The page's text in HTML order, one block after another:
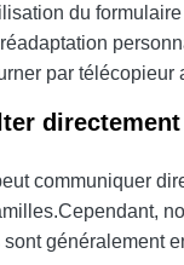
du
par télécopieur
directement
communiquer
Cependant,
généralement